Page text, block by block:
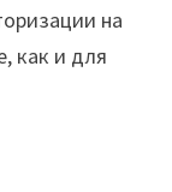
на
как и для